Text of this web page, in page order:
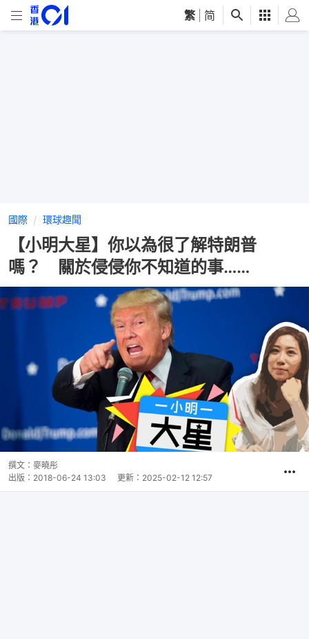
繁 简
國際 環球趣聞
【小明大星】你以為很了解特朗普
嗎？ 關於侵侵你不知道的事……
撰文： 麥曉彤
出版： 2018-06-24 13:03 更新： 2025-02-12 12:57